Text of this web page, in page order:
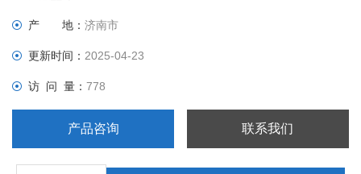
产 地：济南市
更新时间：2025-04-23
访 问 量：778
产品咨询 联系我们